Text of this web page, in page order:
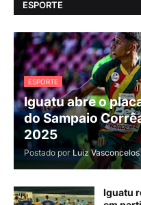
ESPORTE
ESPORTE
Iguatu abre o
do Sampaio
2025
Postado por Luiz Vasconcelos
Iguatu